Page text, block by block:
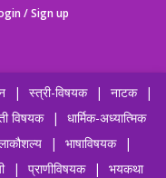
/ Sign up
| स्त्री-विषयक | नाटक
|
विषयक |
धार्मिक-अध्यात्मिक
| भाषाविषयक
|
| प्राणीविषयक |
भयकथा